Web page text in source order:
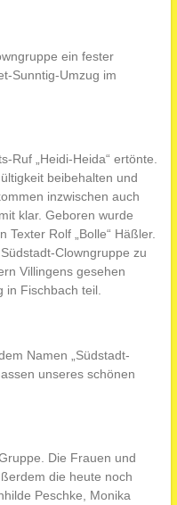
ein fester
Sunntig-Umzug im
Ruf „Heidi-Heida“ ertönte.
beibehalten und
inzwischen auch
klar. Geboren wurde
Rolf „Bolle“ Häßler.
Clowngruppe zu
Villingens gesehen
in Fischbach teil.
Namen „Südstadt-
unseres schönen
Die Frauen und
die heute noch
Peschke, Monika